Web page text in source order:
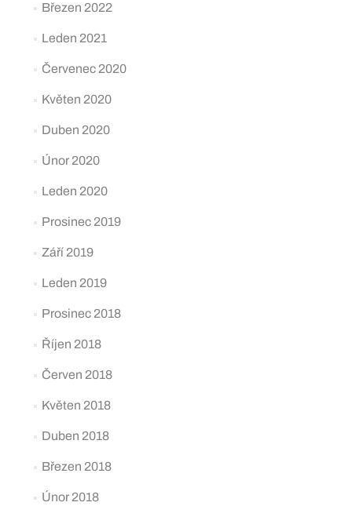
Březen 2022
Leden 2021
Červenec 2020
Květen 2020
Duben 2020
Únor 2020
Leden 2020
Prosinec 2019
Září 2019
Leden 2019
Prosinec 2018
Říjen 2018
Červen 2018
Květen 2018
Duben 2018
Březen 2018
Únor 2018